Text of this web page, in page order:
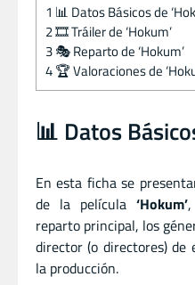
1 📊 Datos Básicos de
2🎞️ Tráiler de ‘Hokum’
3🎭 Reparto de ‘Hokum’
4🏆 Valoraciones de
📊 Datos
En esta ficha se
de la película ‘Hokum’
reparto principal, los
director (o directores)
la producción.